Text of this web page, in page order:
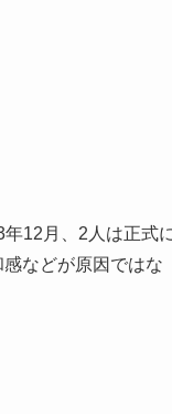
12月、2人は正式
などが原因ではな